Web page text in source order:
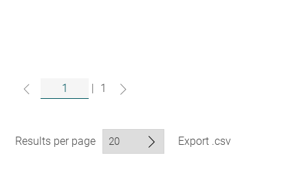
| 1
Results per page Export .csv